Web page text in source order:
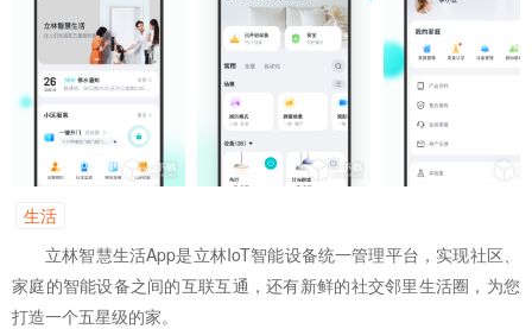
生活
立林智慧生活App是立林IoT智能设备统一管理平台，实现社区、
家庭的智能设备之间的互联互通，还有新鲜的社交邻里生活圈，为您
打造一个五星级的家。